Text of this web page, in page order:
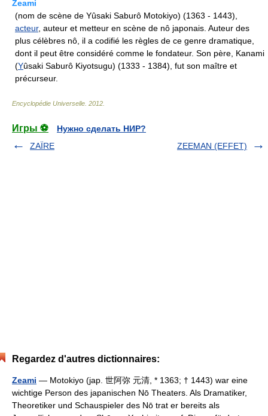
Zeami
(nom de scène de Yûsaki Saburô Motokiyo) (1363 - 1443),
acteur, auteur et metteur en scène de nô japonais. Auteur des
plus célèbres nô, il a codifié les règles de ce genre dramatique,
dont il peut être considéré comme le fondateur. Son père, Kanami
(Yûsaki Saburô Kiyotsugu) (1333 - 1384), fut son maître et
précurseur.
Encyclopédie Universelle 2012
Игры ⚽
Нужно сделать НИР?
ZAÏRE
ZEEMAN (EFFET)
Regardez d'autres dictionnaires:
Zeami — Motokiyo (jap. 世阿弥 元清, * 1363; † 1443) war eine
wichtige Person des japanischen Nō Theaters. Als Dramatiker,
Theoretiker und Schauspieler des Nō trat er bereits als